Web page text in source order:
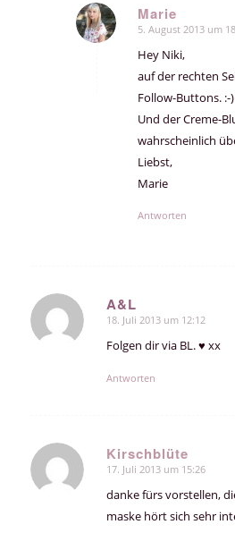
Marie
sagte:
5. August 2013 um
Hey Niki,
auf der rechten
Follow-Buttons. :-)
Und der Creme-
wahrscheinlich
Liebst,
Marie
Antworten
A&L
sagte:
18. Juli 2013 um 12:12
Folgen dir via BL. ♥ xx
Antworten
Kirschblüte
sagte:
17. Juli 2013 um 15:26
danke fürs vorstellen,
maske hört sich sehr